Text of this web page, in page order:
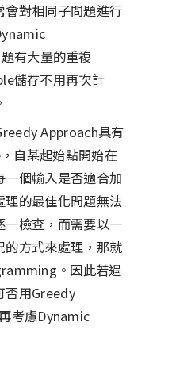
會對相同子問題進行
有大量的重複
儲存不用再次計
Approach具有
自某起始點開始在
個輸入是否適合加
理的最佳化問題無法
檢查，而需要以一
方式來處理，那就
。因此若遇
否用Greedy
考慮Dynamic